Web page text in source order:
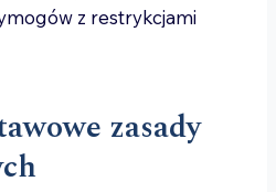
z restrykcjami
zasady